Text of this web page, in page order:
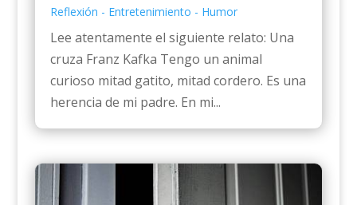
Reflexión - Entretenimiento - Humor
Lee atentamente el siguiente relato: Una
cruza Franz Kafka Tengo un animal
curioso mitad gatito, mitad cordero. Es una
herencia de mi padre. En mi...